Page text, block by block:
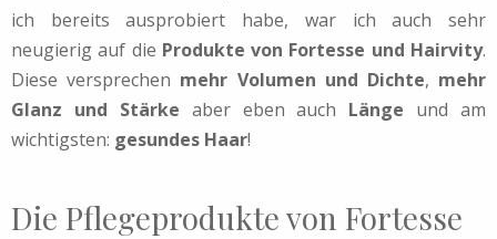
ich bereits ausprobiert habe, war ich auch sehr
neugierig auf die Produkte von Fortesse und Hairvity.
Diese versprechen mehr Volumen und Dichte, mehr
Glanz und Stärke aber eben auch Länge und am
wichtigsten: gesundes Haar!
Die Pflegeprodukte von Fortesse